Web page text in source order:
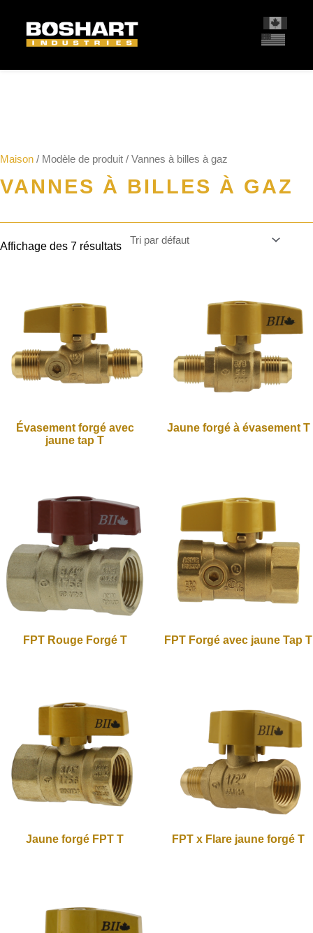
Maison / Modèle de produit / Vannes à billes à gaz
VANNES À BILLES À GAZ
Affichage des 7 résultats
Évasement forgé avec
jaune tap T
Jaune forgé à évasement T
FPT Rouge Forgé T FPT Forgé avec jaune Tap T
Jaune forgé FPT T FPT x Flare jaune forgé T